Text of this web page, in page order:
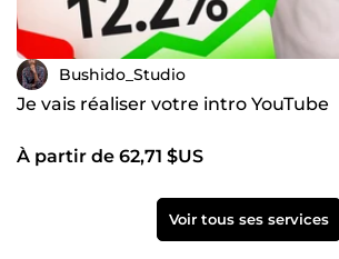
Bushido_Studio
Je vais réaliser votre intro YouTube
À partir de 62,71 $US
Voir tous ses services